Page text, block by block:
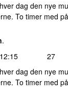
dag den nye
To timer med
.
12:15
27
dag den nye
To timer med